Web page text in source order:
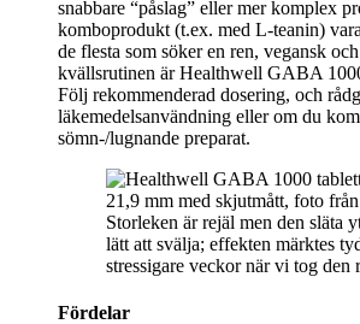
snabbare “påslag” eller mer komplex
komboprodukt (t.ex. med L-teanin)
de flesta som söker en ren, vegansk
kvällsrutinen är Healthwell GABA
Följ rekommenderad dosering, och
läkemedelsanvändning eller om du
sömn-/lugnande preparat.
Storleken är rejäl men den släta
lätt att svälja; effekten märktes
stressigare veckor när vi tog den
Fördelar